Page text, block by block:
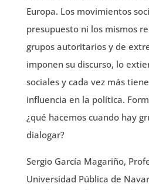
Europa. Los movimientos
presupuesto ni los mismos
grupos autoritarios y de
imponen su discurso, lo
sociales y cada vez más
influencia en la política.
¿qué hacemos cuando hay
dialogar?
Sergio García Magariño,
Universidad Pública de